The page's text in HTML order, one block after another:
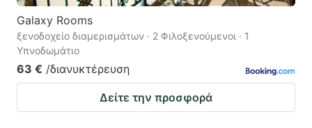
Galaxy Rooms
ξενοδοχείο διαμερισμάτων · 2 Φιλοξενούμενοι · 1
Υπνοδωμάτιο
63 € /διανυκτέρευση
Δείτε την προσφορά